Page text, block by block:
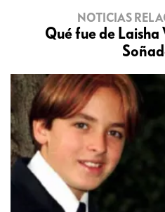
NOTICIAS
Qué fue de